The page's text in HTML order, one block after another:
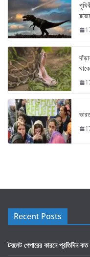
Recent Posts
টয়লেট পেপারের কারনে প্রতিদিন কত